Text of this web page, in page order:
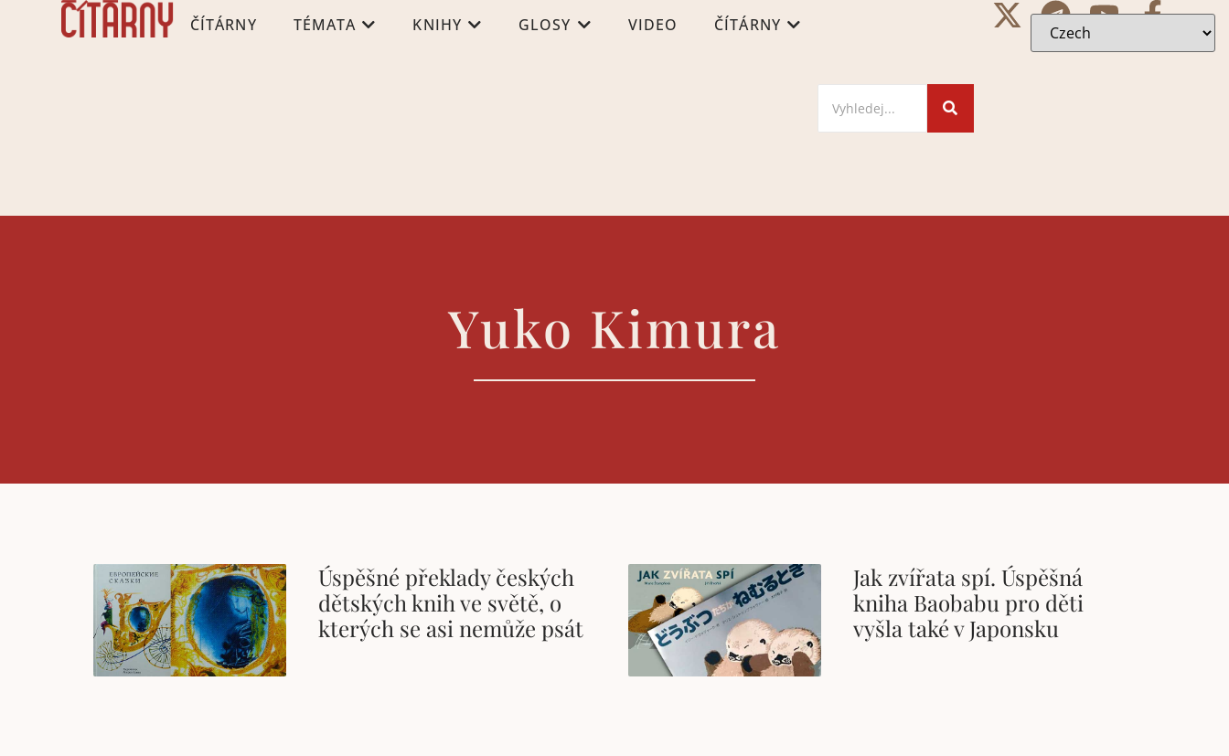
ČÍTÁRNY TÉMATA KNIHY GLOSY VIDEO ČÍTÁRNY
Yuko Kimura
Úspěšné překlady českých
dětských knih ve světě, o
kterých se asi nemůže psát
Jak zvířata spí. Úspěšná
kniha Baobabu pro děti
vyšla také v Japonsku